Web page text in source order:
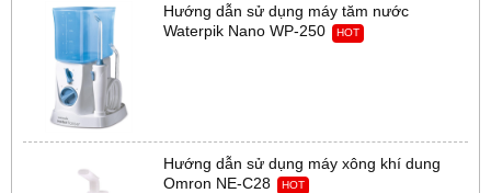
Hướng dẫn sử dụng máy tăm nước
Waterpik Nano WP-250
HOT
Hướng dẫn sử dụng máy xông khí dung
Omron NE-C28
HOT